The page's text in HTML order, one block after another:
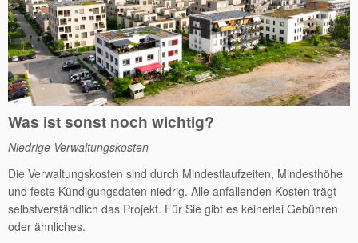
Was ist sonst noch wichtig?
Niedrige Verwaltungskosten
Die Verwaltungskosten sind durch Mindestlaufzeiten, Mindesthöhe
und feste Kündigungsdaten niedrig. Alle anfallenden Kosten trägt
selbstverständlich das Projekt. Für Sie gibt es keinerlei Gebühren
oder ähnliches.